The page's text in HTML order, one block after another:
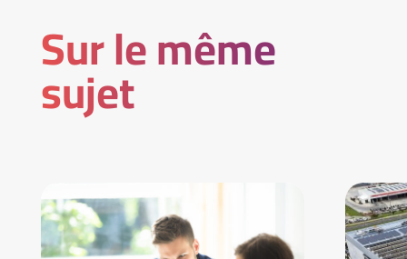
Sur le même
sujet